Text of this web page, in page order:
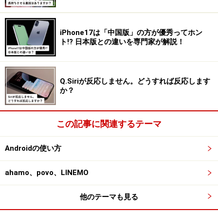
iPhone17は「中国版」の方が優秀ってホン
ト!? 日本版との違いを専門家が解説！
Q.Siriが反応しません。どうすれば反応します
か？
この記事に関連するテーマ
Androidの使い方
ahamo、povo、LINEMO
他のテーマも見る